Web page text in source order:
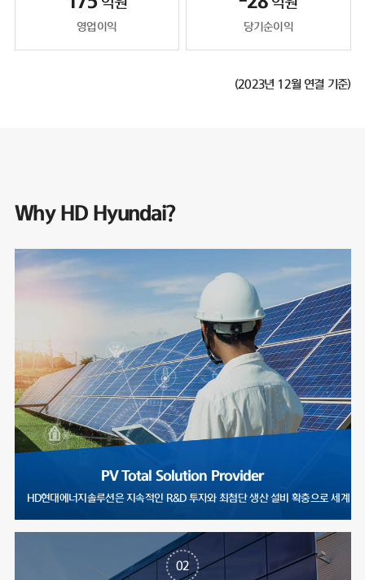
억원
영업이익
억원
당기순이익
(2023년 12월 연결 기준)
Why HD Hyundai?
PV Total Solution Provider
HD현대에너지솔루션은 지속적인 R&D 투자와 최첨단 생산 설비 확충으로
02